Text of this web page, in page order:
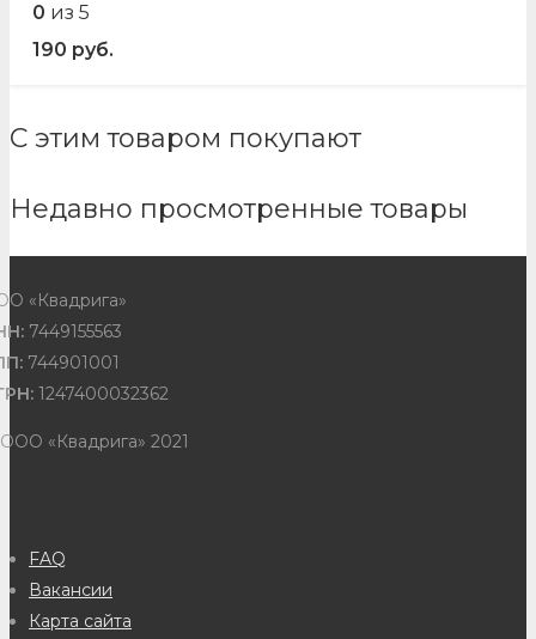
0 из 5
190 руб.
С этим товаром покупают
Недавно просмотренные товары
«Квадрига»
7449155563
744901001
1247400032362
«Квадрига» 2021
FAQ
Вакансии
Карта сайта